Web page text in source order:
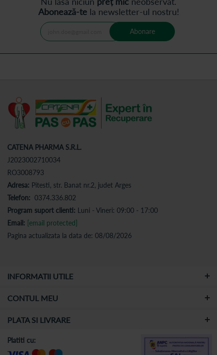
Abonează-tela newsletter-ul nostru!
Abonare
CATENA PHARMA S.R.L.
J2023002710034
RO3008793
Adresa: Pitesti, str. Banat nr.2, judet Arges
Telefon: 0374.336.802
Program suport clienti: Luni - Vineri: 09:00 - 17:00
Email: [email protected]
Pagina actualizata la data de: 08/08/2026
INFORMATII UTILE
CONTUL MEU
PLATA SI LIVRARE
Platiti cu: